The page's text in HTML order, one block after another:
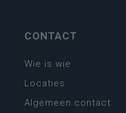
CONTACT
Wie is wie
Locaties
Algemeen contact